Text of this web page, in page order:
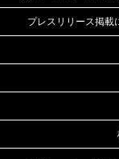
プレスリリース掲載